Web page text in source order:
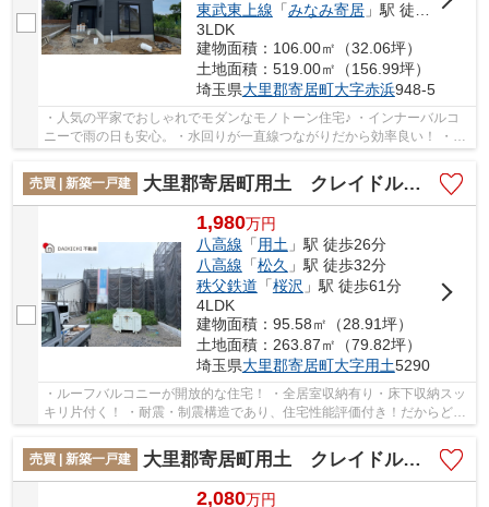
東武東上線 「みなみ寄居」駅 徒歩30分
3LDK
建物面積：106.00㎡（32.06坪）
土地面積：519.00㎡（156.99坪）
埼玉県大里郡寄居町大字赤浜948-5
・人気の平家でおしゃれでモダンなモノトーン住宅♪ ・インナーバルコ
ニーで雨の日も安心。・水回りが一直線つながりだから効率良い！ ・
売買 | 新築一戸建
大里郡寄居町用土 クレイドルガーデン 新築戸建 全4棟 3号棟
1,980万円
八高線 「 用土 」駅 徒歩26分
八高線 「松久 」駅 徒歩32分
秩父鉄道 「桜沢 」駅 徒歩61分
4LDK
建物面積：95.58㎡（28.91坪）
土地面積：263.87㎡（79.82坪）
埼玉県大里郡寄居町大字用土5290
・ルーフバルコニーが開放的な住宅！ ・全居室収納有り・床下収納スッ
キリ片付く！ ・耐震・制震構造であり、住宅性能評価付き！だからどこ
売買 | 新築一戸建
大里郡寄居町用土 クレイドルガーデン 新築戸建 全4棟 2号棟
2,080万円